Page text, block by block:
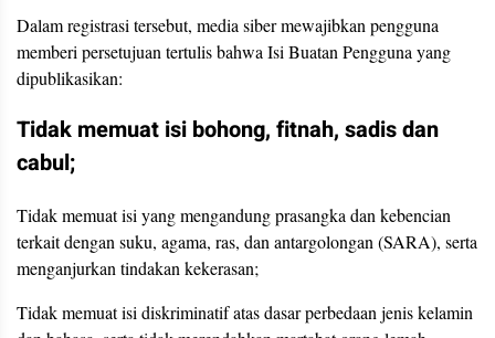
Dalam registrasi tersebut, media siber mewajibkan pengguna
memberi persetujuan tertulis bahwa Isi Buatan Pengguna yang
dipublikasikan:
Tidak memuat isi bohong, fitnah, sadis dan
cabul;
Tidak memuat isi yang mengandung prasangka dan kebencian
terkait dengan suku, agama, ras, dan antargolongan (SARA), serta
menganjurkan tindakan kekerasan;
Tidak memuat isi diskriminatif atas dasar perbedaan jenis kelamin